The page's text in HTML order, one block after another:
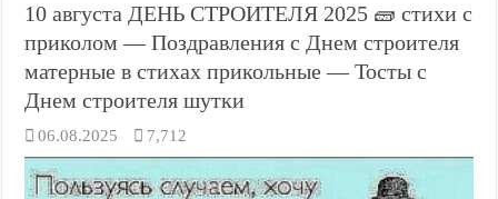
10 августа ДЕНЬ СТРОИТЕЛЯ 2025 🧱 стихи с
приколом — Поздравления с Днем строителя
матерные в стихах прикольные — Тосты с
Днем строителя шутки
06.08.2025 7,712